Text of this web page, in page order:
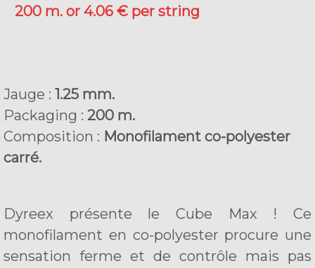
200 m. or 4.06 € per string
Jauge : 1.25 mm.
Packaging : 200 m.
Composition : Monofilament co-polyester
carré.
Dyreex présente le Cube Max ! Ce
monofilament en co-polyester procure une
sensation ferme et de contrôle mais pas